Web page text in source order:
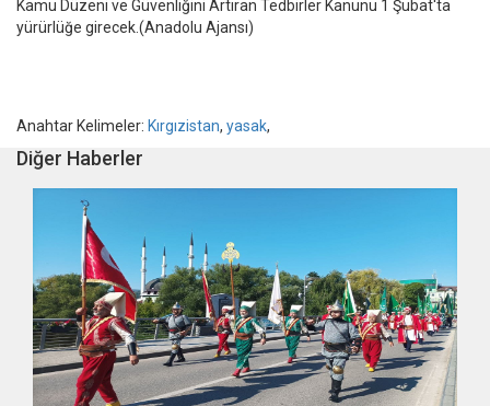
Kamu Düzeni ve Güvenliğini Artıran Tedbirler Kanunu 1 Şubat'ta
yürürlüğe girecek.(Anadolu Ajansı)
Anahtar Kelimeler: Kırgızistan, yasak,
Diğer Haberler